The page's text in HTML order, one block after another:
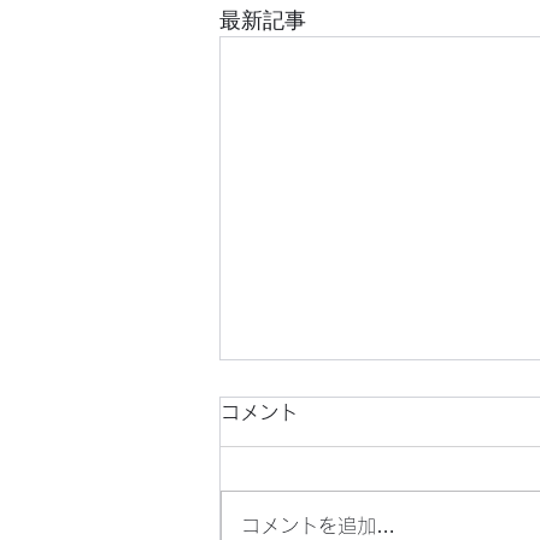
最新記事
コメント
コメントを追加…